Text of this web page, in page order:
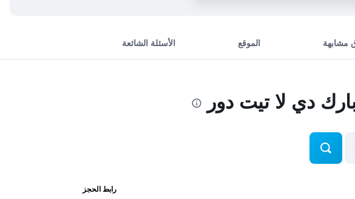
مشابهة الموقع الأسئلة الشائعة
دي لا تيت دور
رابط الحجز